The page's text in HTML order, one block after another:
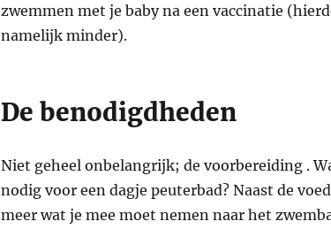
zwemmen met je baby na een vaccinatie
namelijk minder).
De benodigdheden
Niet geheel onbelangrijk; de voorbereiding .
nodig voor een dagje peuterbad? Naast de
meer wat je mee moet nemen naar het